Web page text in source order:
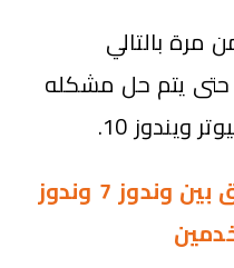
مرة بالتالي
حتى يتم حل مشكله
ويندوز 10.
الفرق بين وندوز 7 وندوز